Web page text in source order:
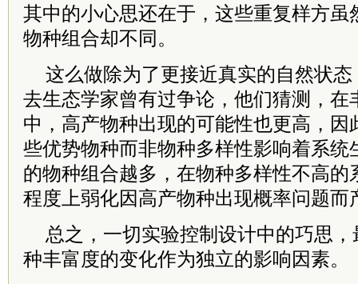
其中的小心思还在于，这些重复样方虽
物种组合却不同。
这么做除为了更接近真实的自然状
去生态学家曾有过争论，他们猜测，在
中，高产物种出现的可能性也更高，因
些优势物种而非物种多样性影响着系统
的物种组合越多，在物种多样性不高的
程度上弱化因高产物种出现概率问题而
总之，一切实验控制设计中的巧思
种丰富度的变化作为独立的影响因素。